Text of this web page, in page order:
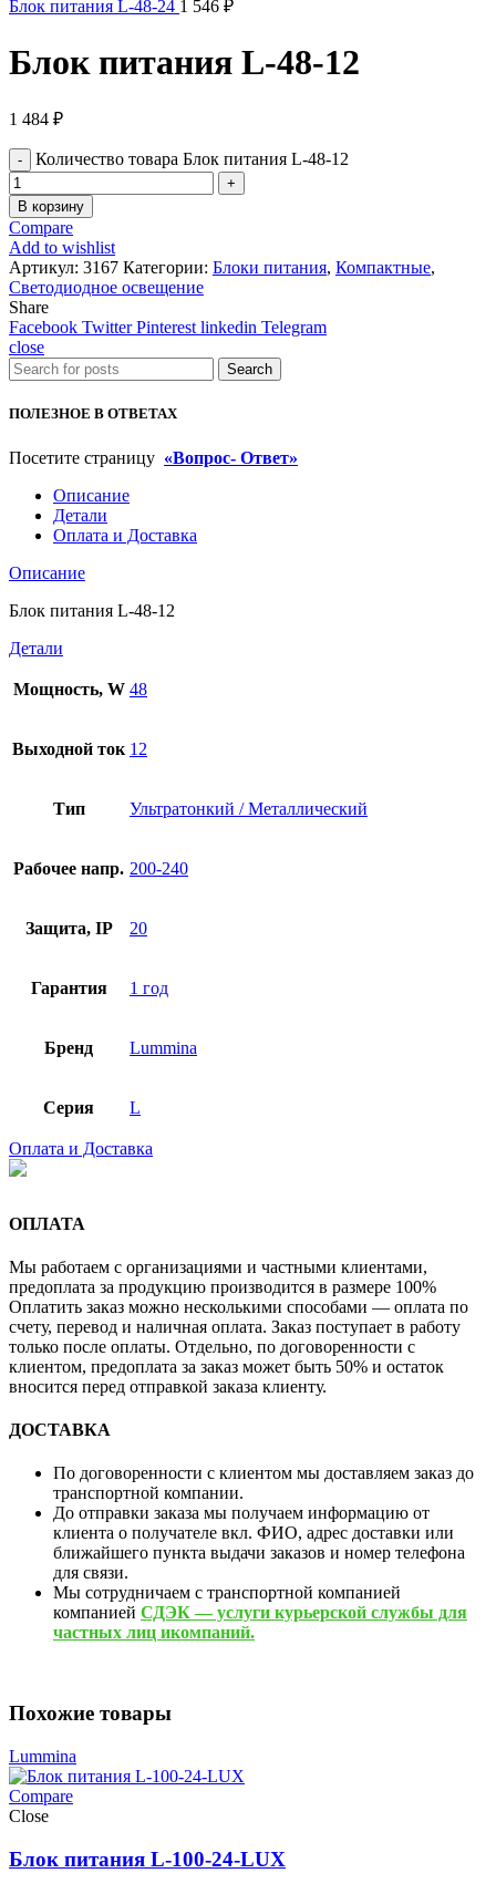
Блок питания L-48-24 1 546 ₽
Блок питания L-48-12
1 484 ₽
Количество товара Блок питания L-48-12
В корзину
Compare
Add to wishlist
Артикул: 3167 Категории: Блоки питания, Компактные,
Светодиодное освещение
Share
Facebook Twitter Pinterest linkedin Telegram
close
Search
ПОЛЕЗНОЕ В ОТВЕТАХ
Посетите страницу «Вопрос- Ответ»
Описание
Детали
Оплата и Доставка
Описание
Блок питания L-48-12
Детали
Мощность, W 48
Выходной ток 12
Тип Ультратонкий / Металлический
Рабочее напр. 200-240
Защита, IP 20
Гарантия 1 год
Бренд Lummina
Серия L
Оплата и Доставка
ОПЛАТА
Мы работаем с организациями и частными клиентами,
предоплата за продукцию производится в размере 100%
Оплатить заказ можно несколькими способами — оплата по
счету, перевод и наличная оплата. Заказ поступает в работу
только после оплаты. Отдельно, по договоренности с
клиентом, предоплата за заказ может быть 50% и остаток
вносится перед отправкой заказа клиенту.
ДОСТАВКА
По договоренности с клиентом мы доставляем заказ до
транспортной компании.
До отправки заказа мы получаем информацию от
клиента о получателе вкл. ФИО, адрес доставки или
ближайшего пункта выдачи заказов и номер телефона
для связи.
Мы сотрудничаем с транспортной компанией
компанией СДЭК — услуги курьерской службы для
частных лиц икомпаний.
Похожие товары
Lummina
Compare
Close
Блок питания L-100-24-LUX